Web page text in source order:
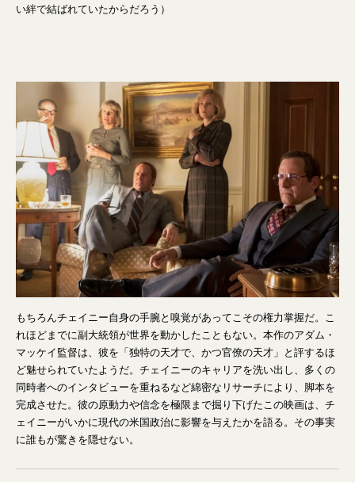
い絆で結ばれていたからだろう）
もちろんチェイニー自身の手腕と嗅覚があってこその権力掌握だ。こ
れほどまでに副大統領が世界を動かしたこともない。本作のアダム・
マッケイ監督は、彼を「独特の天才で、かつ官僚の天才」と評するほ
ど魅せられていたようだ。チェイニーのキャリアを洗い出し、多くの
同時者へのインタビューを重ねるなど綿密なリサーチにより、脚本を
完成させた。彼の原動力や信念を極限まで掘り下げたこの映画は、チ
ェイニーがいかに現代の米国政治に影響を与えたかを語る。その事実
に誰もが驚きを隠せない。